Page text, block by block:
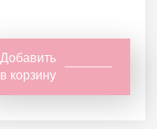
Добавить
в корзину